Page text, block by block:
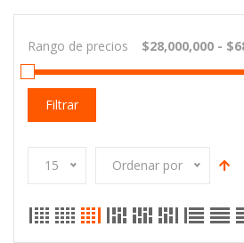
Rango de precios
Filtrar
15 Ordenar por